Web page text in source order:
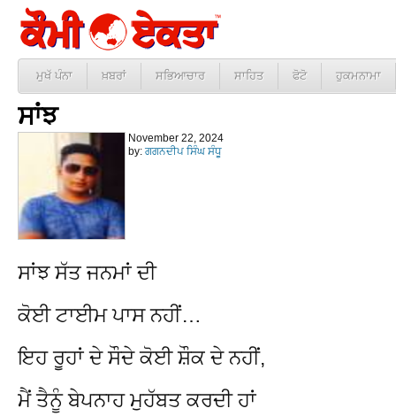
ਮੁਖੱ ਪੰਨਾ ਖ਼ਬਰਾਂ ਸਭਿਆਚਾਰ ਸਾਹਿਤ ਫੋਟੋ ਹੁਕਮਨਾਮਾ
ਸਾਂਝ
November 22, 2024
by: ਗਗਨਦੀਪ ਸਿੰਘ ਸੰਧੂ
ਸਾਂਝ ਸੱਤ ਜਨਮਾਂ ਦੀ
ਕੋਈ ਟਾਈਮ ਪਾਸ ਨਹੀਂ…
ਇਹ ਰੂਹਾਂ ਦੇ ਸੌਦੇ ਕੋਈ ਸ਼ੌਕ ਦੇ ਨਹੀਂ,
ਮੈਂ ਤੈਨੂੰ ਬੇਪਨਾਹ ਮੁਹੱਬਤ ਕਰਦੀ ਹਾਂ